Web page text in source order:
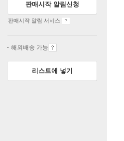
판매시작 알림신청
판매시작 알림 서비스
해외배송 가능
리스트에 넣기